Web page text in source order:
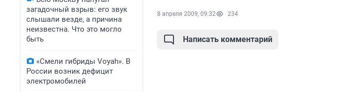
загадочный взрыв: его звук
слышали везде, а причина
неизвестна. Что это могло
быть
«Смели гибриды Voyah». В
России возник дефицит
электромобилей
8 апреля 2009, 09:32 234
Написать комментарий